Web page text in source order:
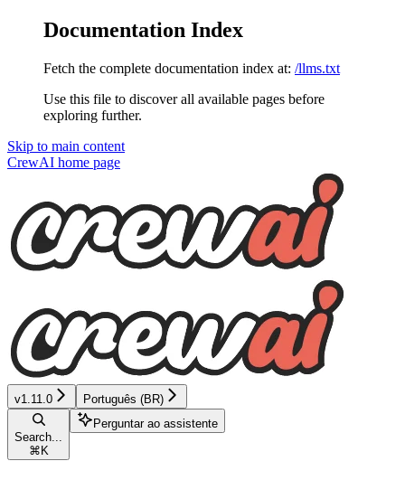
Documentation Index
Fetch the complete documentation index at: /llms.txt
Use this file to discover all available pages before
exploring further.
Skip to main content
CrewAI home page
v1.11.0 Português (BR)
Search...
⌘ K
Perguntar ao assistente